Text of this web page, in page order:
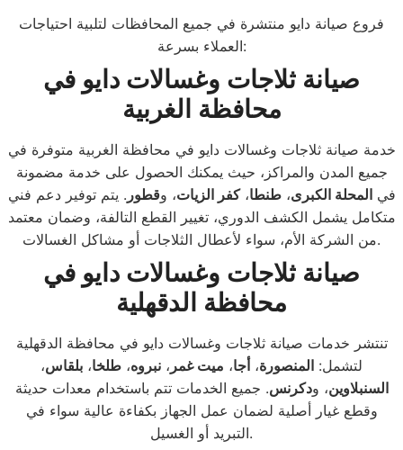
فروع صيانة دايو منتشرة في جميع المحافظات لتلبية احتياجات
العملاء بسرعة:
صيانة ثلاجات وغسالات دايو في
محافظة الغربية
خدمة صيانة ثلاجات وغسالات دايو في محافظة الغربية متوفرة في
جميع المدن والمراكز، حيث يمكنك الحصول على خدمة مضمونة
فيالمحلة الكبرى،طنطا،كفر الزيات، وقطور . يتم توفير دعم فني
متكامل يشمل الكشف الدوري، تغيير القطع التالفة، وضمان معتمد
من الشركة الأم، سواء لأعطال الثلاجات أو مشاكل الغسالات.
صيانة ثلاجات وغسالات دايو في
محافظة الدقهلية
تنتشر خدمات صيانة ثلاجات وغسالات دايو في محافظة الدقهلية
لتشمل: المنصورة، أجا، ميت غمر ، نبروه، طلخا، بلقاس،
السنبلاوين، ودكرنس. جميع الخدمات تتم باستخدام معدات حديثة
وقطع غيار أصلية لضمان عمل الجهاز بكفاءة عالية سواء في
التبريد أو الغسيل.